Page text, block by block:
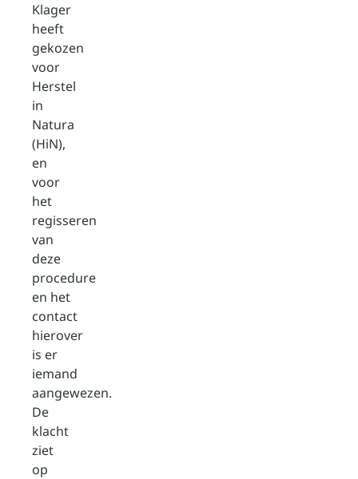
Klager
heeft
gekozen
voor
Herstel
in
Natura
(HiN),
en
voor
het
regisseren
van
deze
procedure
en het
contact
hierover
is er
iemand
aangewezen.
De
klacht
ziet
op